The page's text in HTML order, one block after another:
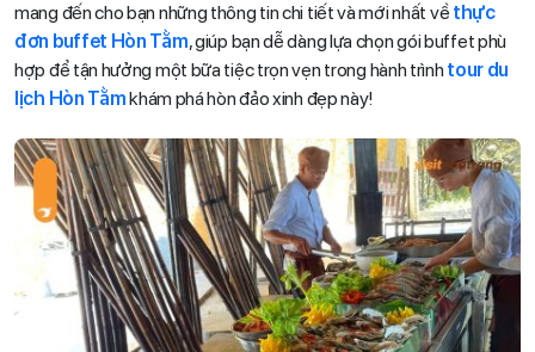
mang đến cho bạn những thông tin chi tiết và mới nhất về thực
đơn buffet Hòn Tằm, giúp bạn dễ dàng lựa chọn gói buffet phù
hợp để tận hưởng một bữa tiệc trọn vẹn trong hành trình tour du
lịch Hòn Tằmkhám phá hòn đảo xinh đẹp này!